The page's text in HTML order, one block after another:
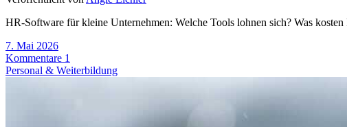
HR-Software für kleine Unternehmen: Welche Tools lohnen sich? Was
7. Mai 2026
Kommentare 1
Personal & Weiterbildung